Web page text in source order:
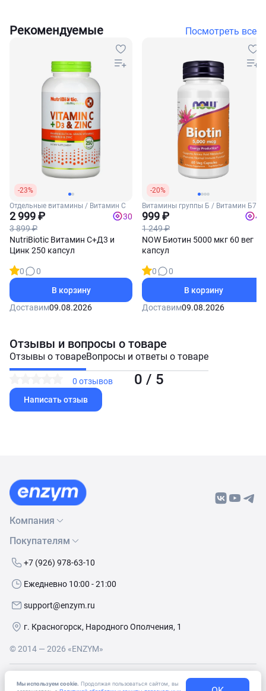
Мы используем cookie. Продолжая пользоваться сайтом, вы
Рекомендуемые Посмотреть все
-23%
Отдельные витамины / Витамин С
2 999 ₽
3 899 ₽
30
NutriBiotic Витамин С+Д3 и
Цинк 250 капсул
0
0
В корзину
Доставим09.08.2026
-20%
Витамины группы Б / Витамин Б7
(Биотин)
999 ₽
1 249 ₽
40
NOW Биотин 5000 мкг 60 вег
капсул
0
0
В корзину
Доставим09.08.2026
Отзывы и вопросы о товаре
Отзывы о товареВопросы и ответы о товаре
0 / 5
0 отзывов
Написать отзыв
Компания
О нас
Бренды
Контакты
Покупателям
Как сделать заказ
Условия доставки
+7 (926) 978-63-10
Ежедневно 10:00 - 21:00
support@enzym.ru
г. Красногорск, Народного Ополчения, 1
© 2014 — 2026 «ENZYM»
Согласие
на получение рекламно-информационных